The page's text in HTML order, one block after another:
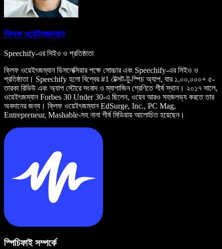
ক্লিফ ওয়েইৎজম্যান
Speechify-এর সিইও ও প্রতিষ্ঠাতা
ক্লিফ ওয়েইৎজম্যান ডিসলেক্সিয়ার পক্ষে সোচ্চার এবং Speechify-এর সিইও ও
প্রতিষ্ঠাতা। Speechify হলো বিশ্বের #1 টেক্সট-টু-স্পিচ অ্যাপ, যার ১,০০,০০০+ ৫-
তারকা রিভিউ এবং অ্যাপ স্টোরে সংবাদ ও ম্যাগাজিন শ্রেণিতে শীর্ষ স্থান। ২০১৭ সালে,
ওয়েইৎজম্যান Forbes 30 Under 30-এ ছিলেন, ওয়েব আরও সহজলভ্য করতে তার
অবদানের জন্য। ক্লিফ ওয়েইৎজম্যান EdSurge, Inc., PC Mag,
Entrepreneur, Mashable-সহ নানা শীর্ষ মিডিয়ায় আলোচিত হয়েছেন।
স্পিচিফাই সম্পর্কে